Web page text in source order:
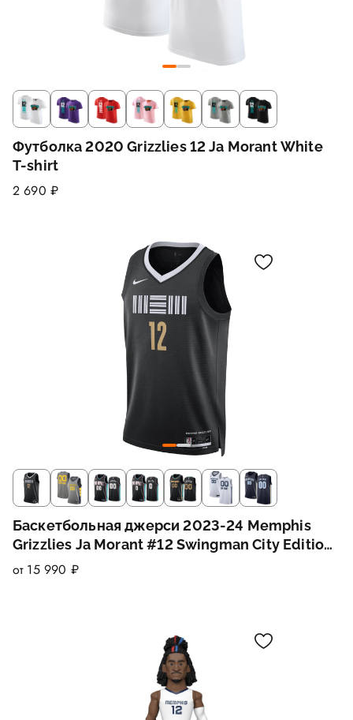
Футболка 2020 Grizzlies 12 Ja Morant White
T-shirt
2 690 ₽
Баскетбольная джерси 2023-24 Memphis
Grizzlies Ja Morant #12 Swingman City Edition
Black Jersey
от 15 990 ₽